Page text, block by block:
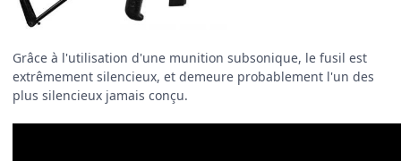
Grâce à l'utilisation d'une munition subsonique, le fusil est
extrêmement silencieux, et demeure probablement l'un des
plus silencieux jamais conçu.